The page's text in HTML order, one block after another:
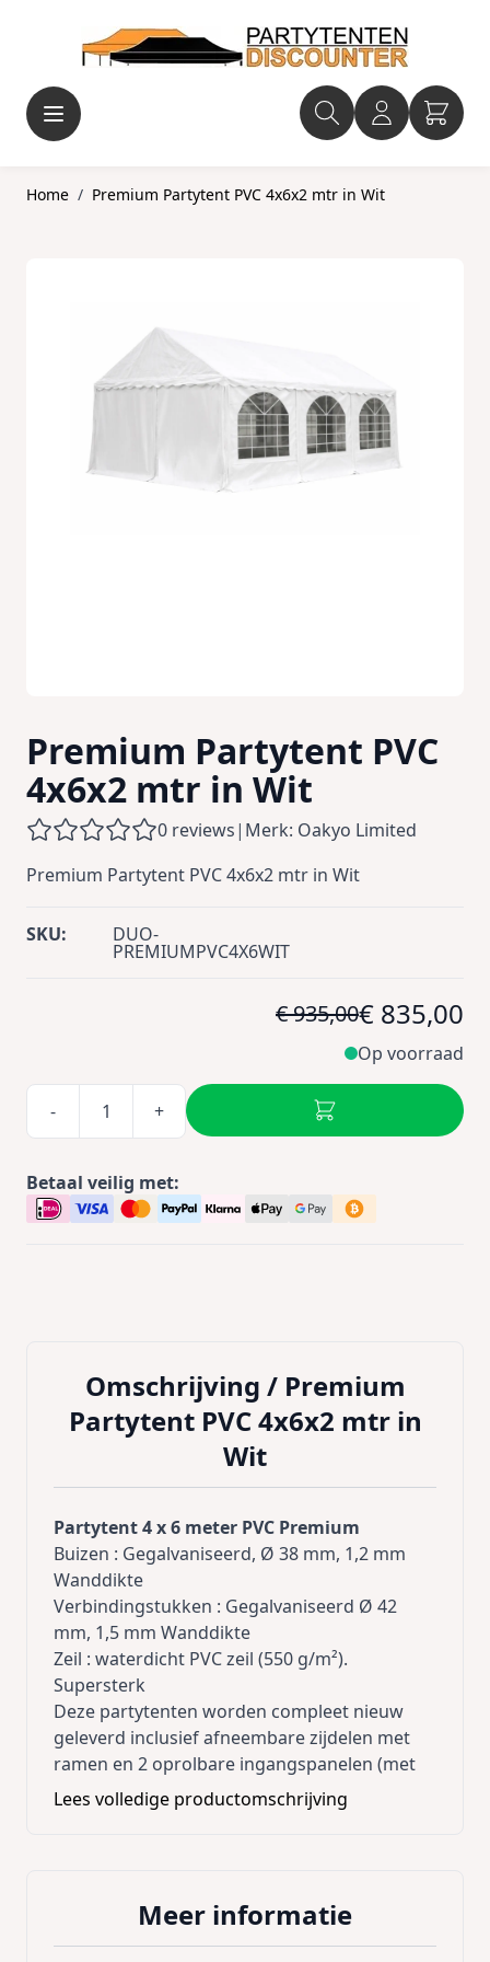
Home / Premium Partytent PVC 4x6x2 mtr in Wit
Premium Partytent PVC
4x6x2 mtr in Wit
0 reviews| Merk: Oakyo Limited
Premium Partytent PVC 4x6x2 mtr in Wit
SKU: DUO-
PREMIUMPVC4X6WIT
€ 935,00€ 835,00
Op voorraad
- +
Betaal veilig met:
Omschrijving / Premium
Partytent PVC 4x6x2 mtr in
Wit
Partytent 4 x 6 meter PVC Premium
Buizen : Gegalvaniseerd, Ø 38 mm, 1,2 mm
Wanddikte
Verbindingstukken : Gegalvaniseerd Ø 42
mm, 1,5 mm Wanddikte
Zeil : waterdicht PVC zeil (550 g/m²).
Supersterk
Deze partytenten worden compleet nieuw
geleverd inclusief afneembare zijdelen met
ramen en 2 oprolbare ingangspanelen (met
rits) en met alle bevestigingsmaterialen.
sterker dan gestikte naden
Al de zijzeilen beschikken over tochtflappen /
Lees volledige productomschrijving
Meer informatie